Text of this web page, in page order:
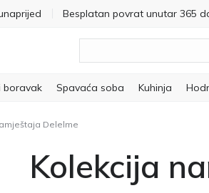
Besplatan povrat unutar 365
boravak Spavaća soba Kuhinja
Delelme
Kolekcija